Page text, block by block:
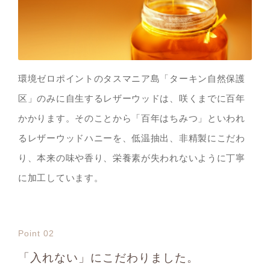
環境ゼロポイントのタスマニア島「ターキン自然保護
区」のみに自生するレザーウッドは、咲くまでに百年
かかります。そのことから「百年はちみつ」といわれ
るレザーウッドハニーを、低温抽出、非精製にこだわ
り、本来の味や香り、栄養素が失われないように丁寧
に加工しています。
Point 02
「入れない」にこだわりました。